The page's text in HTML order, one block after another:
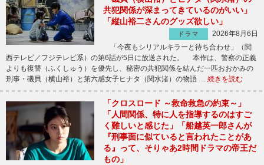
共犯関係が深まってきているのがいい」
「縦山裕二さんのグッズ欲しい」
ドラマ
2026年8月6日
「今夜もシリアルキラーと待ち合わせ」（関
西テレビ／フジテレビ系）の第6話が5日に放送された。 本作は、警察の正義
よりも復讐（ふくしゅう）を優先し、秘密の共犯関係を結んだ一匹おおかみの
刑事・磯貝（横山裕）と第六感女子ヒナタ（関水渚）の物語 … 続きを読む
「クロスロード ～救命救急の約束～」
「人間関係、特に人を指導するのはすご
く難しいと感じた」「船越英一郎さんが
『刑事面に似ていると言われたことがあ
る』って、そりゃあ2時間ドラマの帝王だ
もの」